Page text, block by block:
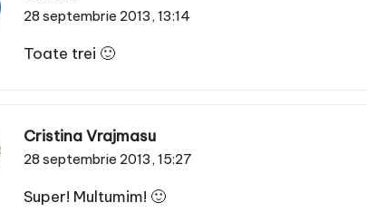
28 septembrie 2013, 13:14
Toate trei 🙂
Cristina Vrajmasu
28 septembrie 2013, 15:27
Super! Multumim! 🙂